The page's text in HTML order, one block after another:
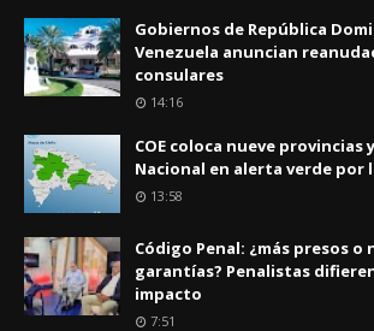
Gobiernos de República
Venezuela anuncian
consulares
14:16
COE coloca nueve provincias
Nacional en alerta verde por
13:58
Código Penal: ¿más presos o
garantías? Penalistas
impacto
7:51